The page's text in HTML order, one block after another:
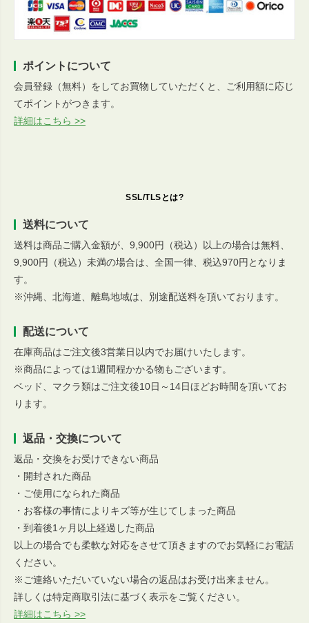
ポイントについて
会員登録（無料）をしてお買物していただくと、ご利用額に応じ
てポイントがつきます。
詳細はこちら >>
SSL/TLSとは?
送料について
送料は商品ご購入金額が、9,900円（税込）以上の場合は無料、
9,900円（税込）未満の場合は、全国一律、税込970円となりま
す。
※沖縄、北海道、離島地域は、別途配送料を頂いております。
配送について
在庫商品はご注文後3営業日以内でお届けいたします。
※商品によっては1週間程かかる物もございます。
ベッド、マクラ類はご注文後10日～14日ほどお時間を頂いてお
ります。
返品・交換について
返品・交換をお受けできない商品
・開封された商品
・ご使用になられた商品
・お客様の事情によりキズ等が生じてしまった商品
・到着後1ヶ月以上経過した商品
以上の場合でも柔軟な対応をさせて頂きますのでお気軽にお電話
ください。
※ご連絡いただいていない場合の返品はお受け出来ません。
詳しくは特定商取引法に基づく表示をご覧ください。
詳細はこちら >>